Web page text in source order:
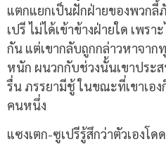
แตกแยกเป็นฝักฝ่ายของพวกลี้
เปรี ไม่ได้เข้าข้างฝ่ายใด เพร
กัน แต่เขากลับถูกกล่าวหาจาก
หนัก ผนวกกับช่วงนั้นเขาประ
รื่น ภรรยามีชู้ ในขณะที่เขาเอ
คนหนึ่ง
แซงเตก-ซูเปรีรู้สึกว่าตัวเองโ